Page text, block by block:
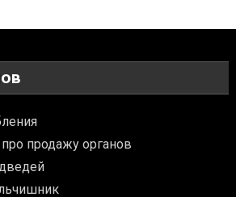
продажу органов